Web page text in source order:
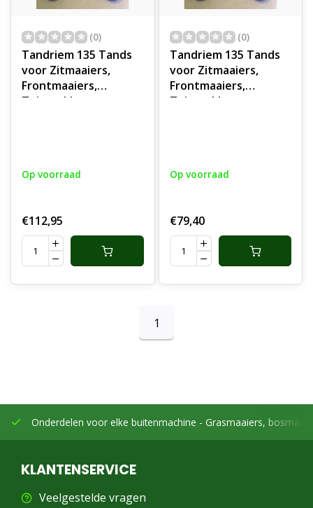
(0)
Tandriem 135 Tands
voor Zitmaaiers,
Frontmaaiers,
Tuintrekkers,
Op voorraad
€112,95
(0)
Tandriem 135 Tands
voor Zitmaaiers,
Frontmaaiers,
Tuintrekkers,
Op voorraad
€79,40
1
Onderdelen voor elke buitenmachine - Grasmaaiers,
KLANTENSERVICE
Veelgestelde vragen